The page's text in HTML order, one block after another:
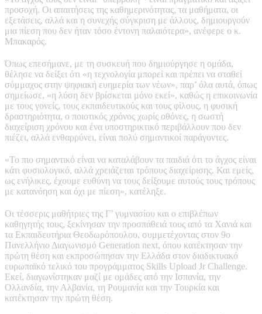
προσοχή. Οι απαιτήσεις της καθημερινότητας, τα μαθήματα, οι
εξετάσεις, αλλά και η συνεχής σύγκριση με άλλους, δημιουργούν
μια πίεση που δεν ήταν τόσο έντονη παλαιότερα», ανέφερε ο κ.
Μπακαρός.
Όπως επεσήμανε, με τη συσκευή που δημιούργησε η ομάδα,
θέλησε να δείξει ότι «η τεχνολογία μπορεί και πρέπει να σταθεί
σύμμαχος στην ψηφιακή ευημερία των νέων», παρ’ όλα αυτά, όπως
σημείωσε, «η λύση δεν βρίσκεται μόνο εκεί», καθώς η επικοινωνία
με τους γονείς, τους εκπαιδευτικούς και τους φίλους, η φυσική
δραστηριότητα, ο ποιοτικός χρόνος χωρίς οθόνες, η σωστή
διαχείριση χρόνου και ένα υποστηρικτικό περιβάλλουν που δεν
πιέζει, αλλά ενθαρρύνει, είναι πολύ σημαντικοί παράγοντες.
«Το πιο σημαντικό είναι να καταλάβουν τα παιδιά ότι το άγχος είναι
κάτι φυσιολογικό, αλλά χρειάζεται τρόπους διαχείρισης. Και εμείς,
ως ενήλικες, έχουμε ευθύνη να τους δείξουμε αυτούς τους τρόπους
με κατανόηση και όχι με πίεση», κατέληξε.
Οι τέσσερις μαθήτριες της Γ’ γυμνασίου και ο επιβλέπων
καθηγητής τους, ξεκίνησαν την προσπάθειά τους από τα Χανιά και
τα Εκπαιδευτήρια Θεοδωρόπουλου, συμμετέχοντας στον 9ο
Πανελλήνιο Διαγωνισμό Generation next, όπου κατέκτησαν την
πρώτη θέση και εκπροσώπησαν την Ελλάδα στον διαδικτυακό
ευρωπαϊκό τελικό του προγράμματος Skills Upload Jr Challenge.
Εκεί, διαγωνίστηκαν μαζί με ομάδες από την Ισπανία, την
Ολλανδία, την Αλβανία, τη Ρουμανία και την Τουρκία και
κατέκτησαν την πρώτη θέση.